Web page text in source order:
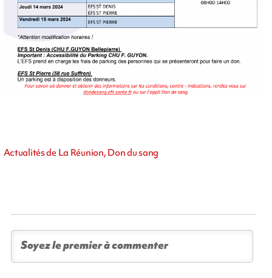
Actualités de La Réunion, Don du sang